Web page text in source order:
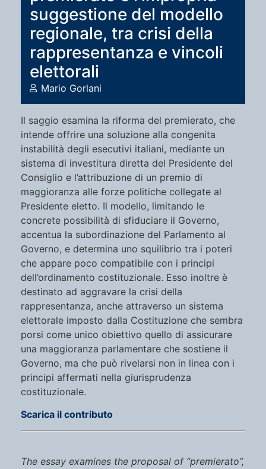
suggestione del modello
regionale, tra crisi della
rappresentanza e vincoli
elettorali
Mario Gorlani
Il saggio esamina la riforma del premierato, che
intende offrire una soluzione alla congenita
instabilità degli esecutivi italiani, mediante un
sistema di investitura diretta del Presidente del
Consiglio e l’attribuzione di un premio di
maggioranza alle forze politiche collegate al
Presidente eletto. Il modello, limitando le
concrete possibilità di sfiduciare il Governo,
accentua la subordinazione del Parlamento al
Governo, e determina uno squilibrio tra i poteri
che appare poco compatibile con i principi
dell’ordinamento costituzionale. Esso inoltre è
destinato ad aggravare la crisi della
rappresentanza, anche attraverso un sistema
elettorale imposto dalla Costituzione che sembra
porsi come unico obiettivo quello di assicurare
una maggioranza parlamentare che sostiene il
Governo, ma che può rivelarsi non in linea con i
principi affermati nella giurisprudenza
costituzionale.
Scarica il contributo
The essay examines the proposal of “premierato”,